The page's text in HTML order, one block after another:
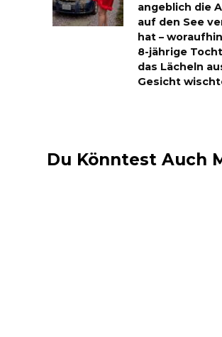
angeblich die
auf den See
hat –
8-jährige
das Lächeln
Gesicht
Du Könntest Auch